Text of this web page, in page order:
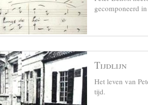
gecomponeerd
Tijdlijn
Het leven van
tijd.